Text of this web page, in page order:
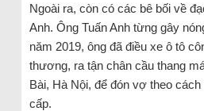
Ngoài ra, còn có các bê bối về
Anh. Ông Tuấn Anh từng gây
năm 2019, ông đã điều xe ô tô
thương, ra tận chân cầu thang
Bài, Hà Nội, để đón vợ theo
cấp.